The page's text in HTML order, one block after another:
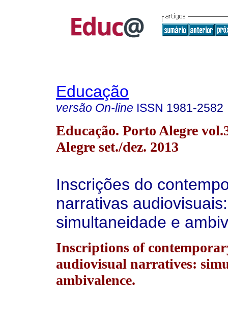
Educação
versão On-line ISSN 1981-2582
Educação. Porto Alegre
Alegre set./dez. 2013
Inscrições do
narrativas audiovisuais:
simultaneidade e
Inscriptions of
audiovisual narratives:
ambivalence.